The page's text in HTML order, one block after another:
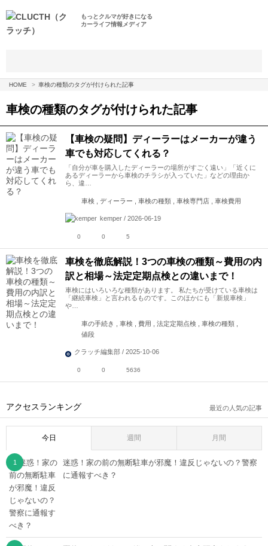
もっとクルマが好きになる
カーライフ情報メディア
HOME 車検の種類のタグが付けられた記事
車検の種類のタグが付けられた記事
【車検の疑問】ディーラーはメーカーが違う
車でも対応してくれる？
「自分が車を購入したディーラーの場所がすごく遠い」「近くに
あるディーラーから車検のチラシが入っていた」などの理由か
ら、違…
車検 , ディーラー , 車検の種類 , 車検専門店 , 車検費用
kemper / 2026-06-19
0 0 5
車検を徹底解説！3つの車検の種類～費用の内
訳と相場～法定定期点検との違いまで！
車検にはいろいろな種類があります。 私たちが受けている車検は
「継続車検」と言われるものです。このほかにも「新規車検」
や…
車の手続き , 車検 , 費用 , 法定定期点検 , 車検の種類 ,
値段
クラッチ編集部 / 2025-10-06
0 0 5636
アクセスランキング 最近の人気の記事
今日 週間 月間
迷惑！家の前の無断駐車が邪魔！違反じゃないの？警察
に通報すべき？